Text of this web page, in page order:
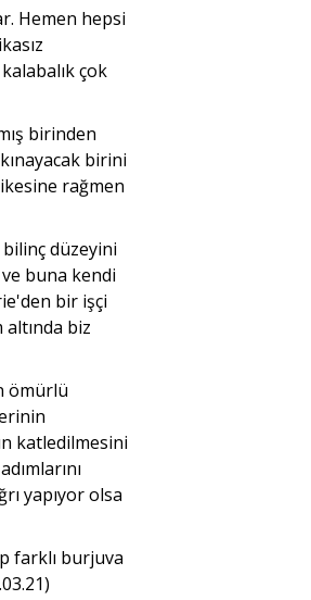
Hemen hepsi
çok
birinden
birini
rağmen
düzeyini
buna kendi
bir işçi
biz
ömürlü
katledilmesini
yapıyor olsa
farklı burjuva